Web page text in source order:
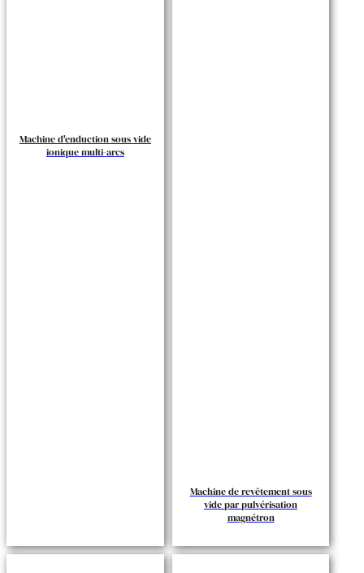
Machine d'enduction sous vide
ionique multi-arcs
Machine de revêtement sous
vide par pulvérisation
magnétron